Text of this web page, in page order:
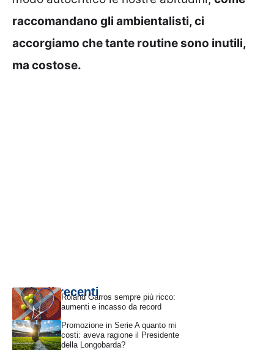
raccomandano gli ambientalisti, ci
accorgiamo che tante routine sono inutili,
ma costose.
Articoli recentiRoland Garros sempre più ricco:
aumenti e incasso da record
Promozione in Serie A quanto mi
costi: aveva ragione il Presidente
della Longobarda?